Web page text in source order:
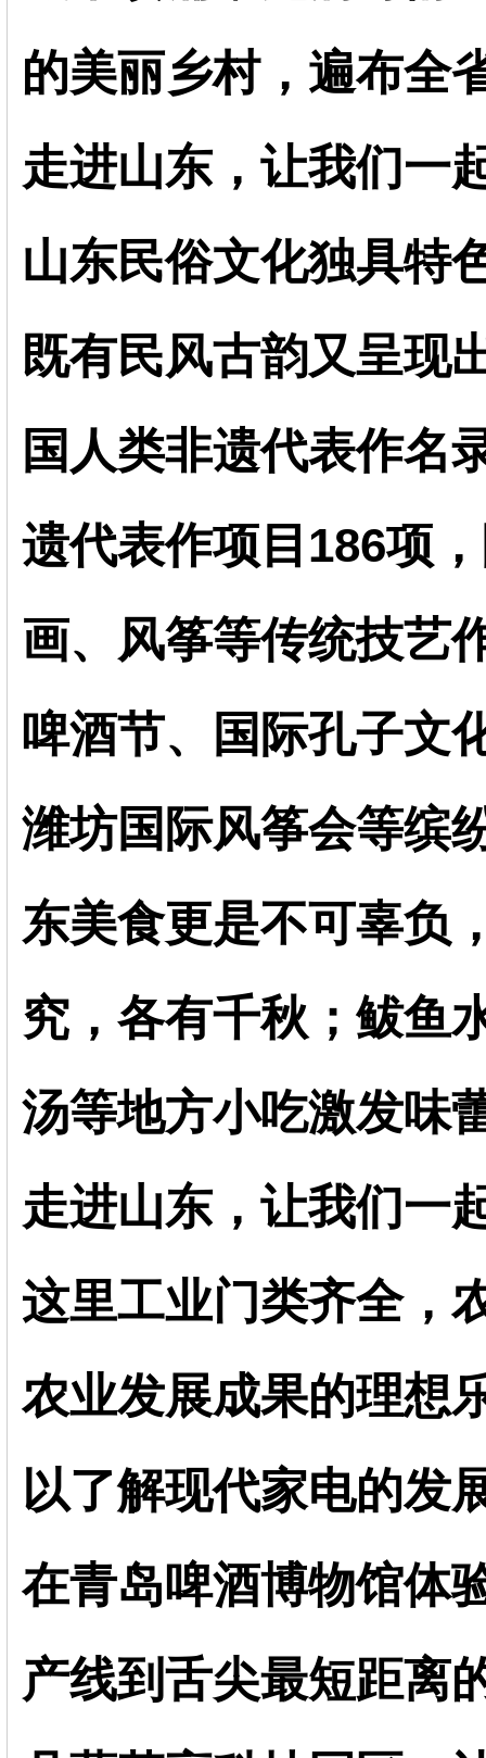
的美丽乡村，遍布全
走进山东，让我们一
山东民俗文化独具特
既有民风古韵又呈现
国人类非遗代表作名
遗代表作项目186项
画、风筝等传统技艺
啤酒节、国际孔子文
潍坊国际风筝会等缤
东美食更是不可辜负
究，各有千秋；鲅鱼
汤等地方小吃激发味
走进山东，让我们一
这里工业门类齐全，
农业发展成果的理想
以了解现代家电的发
在青岛啤酒博物馆体
产线到舌尖最短距离